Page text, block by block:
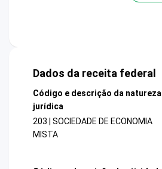
Dados da receita federal
Código e descrição da natureza
jurídica
203 | SOCIEDADE DE ECONOMIA
MISTA